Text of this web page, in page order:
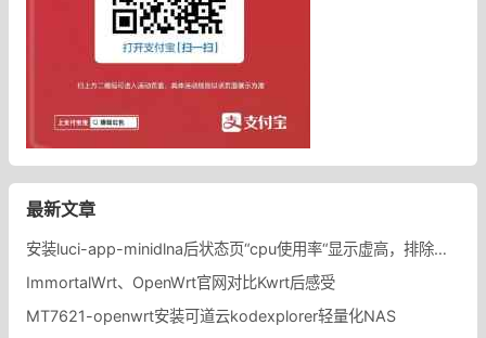
最新文章
安装luci-app-minidlna后状态页“cpu使用率“显示虚高，排除过程记录。
ImmortalWrt、OpenWrt官网对比Kwrt后感受
MT7621-openwrt安装可道云kodexplorer轻量化NAS